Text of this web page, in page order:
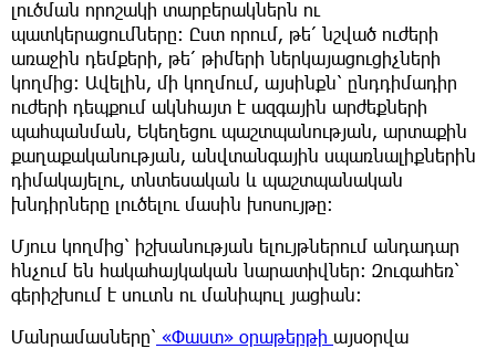
լուծման որոշակի տարբերակներն ու
պատկերացումները: Ըստ որում, թե՛ նշված ուժերի
առաջին դեմքերի, թե՛ թիմերի ներկայացուցիչների
կողմից: Ավելին, մի կողմում, այսինքն՝ ընդդիմադիր
ուժերի դեպքում ակնհայտ է ազգային արժեքների
պահպանման, Եկեղեցու պաշտպանության, արտաքին
քաղաքականության, անվտանգային սպառնալիքներին
դիմակայելու, տնտեսական և պաշտպանական
խնդիրները լուծելու մասին խոսույթը:
Մյուս կողմից՝ իշխանության ելույթներում անդադար
հնչում են հակահայկական նարատիվներ: Զուգահեռ՝
գերիշխում է սուտն ու մանիպուլ յացիան:
Մանրամասները՝ «Փաստ» օրաթերթի այսօրվա